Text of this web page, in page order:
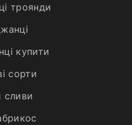
троянди
купити
сорти
сливи